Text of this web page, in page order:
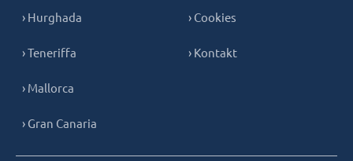
› Hurghada
› Teneriffa
› Mallorca
› Gran Canaria
› Cookies
› Kontakt